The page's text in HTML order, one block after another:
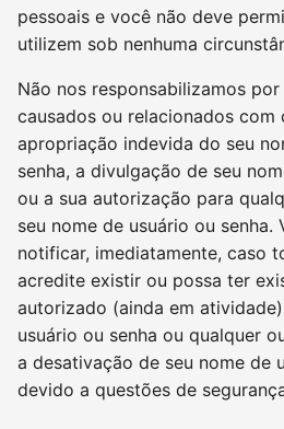
pessoais e você não deve
utilizem sob nenhuma
Não nos responsabilizamos
causados ou relacionados com
apropriação indevida do seu
senha, a divulgação de seu
ou a sua autorização para
seu nome de usuário ou
notificar, imediatamente, caso
acredite existir ou possa ter
autorizado (ainda em
usuário ou senha ou qualquer
a desativação de seu nome de
devido a questões de